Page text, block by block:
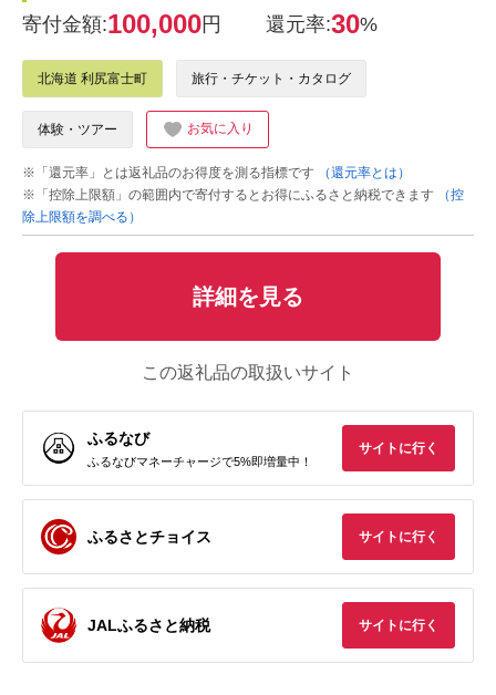
寄付金額:100,000円 還元率:30%
北海道 利尻富士町 旅行・チケット・カタログ
体験・ツアー お気に入り
※「還元率」とは返礼品のお得度を測る指標です
（還元率とは）
※「控除上限額」の範囲内で寄付するとお得にふるさと納税できます
（控
除上限額を調べる）
詳細を見る
この返礼品の取扱いサイト
ふるなび
ふるなびマネーチャージで5%即増量中！
サイトに行く
ふるさとチョイス サイトに行く
JALふるさと納税 サイトに行く